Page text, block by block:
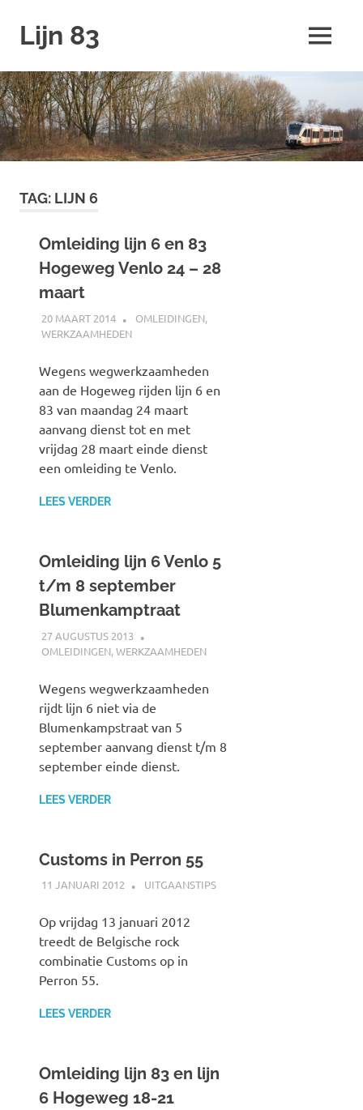
naar
inhoud
Lijn 83 MENU
TAG: LIJN 6
Omleiding lijn 6 en 83
Hogeweg Venlo 24 – 28
maart
20 MAART 2014 JOHAN
OMLEIDINGEN,
WERKZAAMHEDEN
Wegens wegwerkzaamheden
aan de Hogeweg rijden lijn 6 en
83 van maandag 24 maart
aanvang dienst tot en met
vrijdag 28 maart einde dienst
een omleiding te Venlo.
LEES VERDER
Omleiding lijn 6 Venlo 5
t/m 8 september
Blumenkamptraat
27 AUGUSTUS 2013
OMLEIDINGEN,WERKZAAMHEDEN
Wegens wegwerkzaamheden
rijdt lijn 6 niet via de
Blumenkampstraat van 5
september aanvang dienst t/m 8
september einde dienst.
LEES VERDER
Customs in Perron 55
11 JANUARI 2012 SPOORZOEKER
UITGAANSTIPS
Op vrijdag 13 januari 2012
treedt de Belgische rock
combinatie Customs op in
Perron 55.
LEES VERDER
Omleiding lijn 83 en lijn
6 Hogeweg 18-21